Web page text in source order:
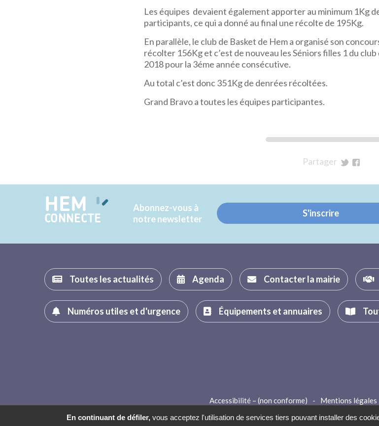
Les équipes devaient également apporter au minimum 1Kg
participants, ce qui a donné au final une récolte de 195Kg.
En parallèle, le club de Basket de Hem a organisé son
récolter 156Kg et c’est de nouveau les Séniors filles 1 du
2018 pour la 3éme année consécutive.
Au total c’est donc 351Kg de denrées récoltées.
Grand Bravo a toutes les équipes participantes.
Partager
Twitter
HEM
CONNECTE
Abonnez-vous à
notre newsletter
S'inscrire
Toutes les actualités Agenda Contacter la mairie
Numéros utiles et d'urgence Équipements et annuaires
Accessibilité – (non conforme) - Mentions légales
En continuant de défiler, vous acceptez l'utilisation de services tiers pouvant installer des